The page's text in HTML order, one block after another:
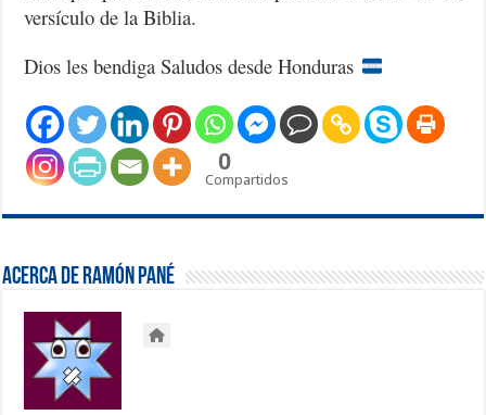
versículo de la Biblia.
Dios les bendiga Saludos desde Honduras
0
Compartidos
Acerca de Ramón Pané